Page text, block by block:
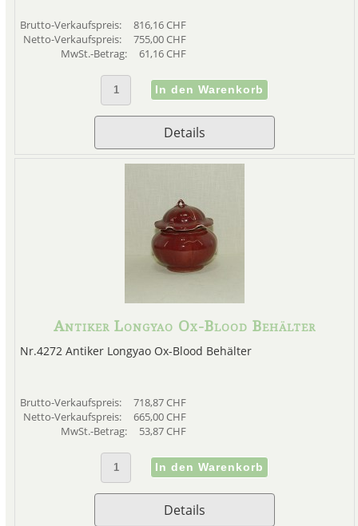
Brutto-Verkaufspreis:
816,16 CHF
Netto-Verkaufspreis:
755,00 CHF
MwSt.-Betrag:
61,16 CHF
Details
Antiker Longyao Ox-Blood Behälter
Nr.4272 Antiker Longyao Ox-Blood Behälter
Brutto-Verkaufspreis:
718,87 CHF
Netto-Verkaufspreis:
665,00 CHF
MwSt.-Betrag:
53,87 CHF
Details